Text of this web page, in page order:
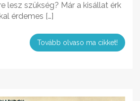
lesz szükség? Már a kisállat érk
érdemes […]
Tovább olvaso ma cikket!